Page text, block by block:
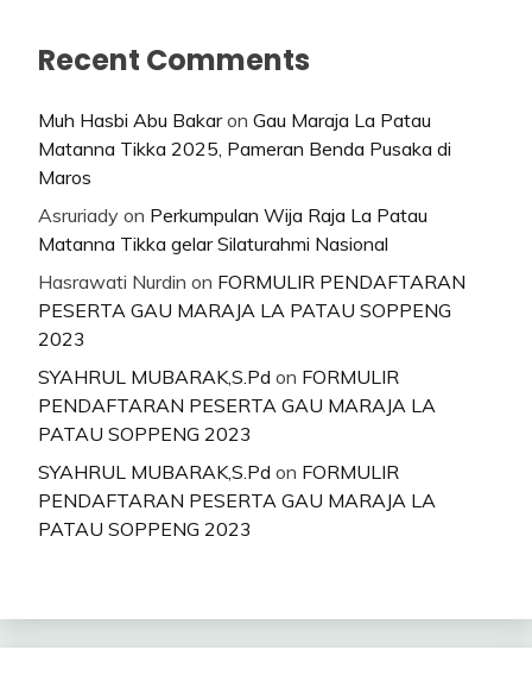
Recent Comments
Muh Hasbi Abu Bakaron Gau Maraja La Patau
Matanna Tikka 2025, Pameran Benda Pusaka di
Maros
Asruriady on Perkumpulan Wija Raja La Patau
Matanna Tikka gelar Silaturahmi Nasional
Hasrawati Nurdin on FORMULIR PENDAFTARAN
PESERTA GAU MARAJA LA PATAU SOPPENG
2023
SYAHRUL MUBARAK,S.Pd on FORMULIR
PENDAFTARAN PESERTA GAU MARAJA LA
PATAU SOPPENG 2023
SYAHRUL MUBARAK,S.Pd on FORMULIR
PENDAFTARAN PESERTA GAU MARAJA LA
PATAU SOPPENG 2023